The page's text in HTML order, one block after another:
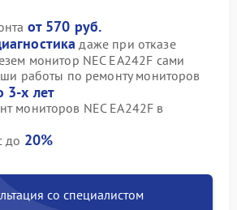
от 570 руб.
даже при отказе
монитор NEC EA242F сами
работы по ремонту мониторов
3-х лет
мониторов NEC EA242F в
до 20%
со специалистом